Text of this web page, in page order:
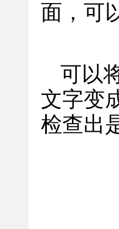
面，可
可以
文字变
检查出